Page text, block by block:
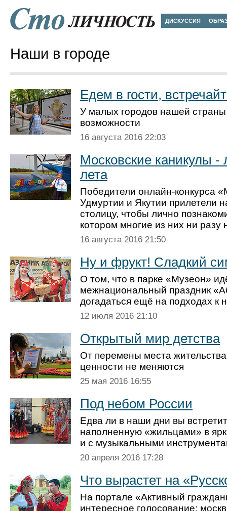
ДИСКУССИЯ
Наши в городе
Едем в гости,
У малых городов нашей
возможности
16 августа 2016 22:03
Московские каникулы -
лета
Победители онлайн-конкурса
Удмуртии и Якутии прилетели
столицу, чтобы лично
котором многие из них ни разу
16 августа 2016 21:50
Ну и фрукт! Сладкий
О том, что в парке «Музеон»
межнациональный праздник
догадаться ещё на подходах к
12 июля 2016 21:10
Открытый мир детства
От перемены места
ценности не меняются
25 мая 2016 16:55
Под небом России
Едва ли в наши дни вы
наполненную «жильцами» в
и с музыкальными
20 апреля 2016 17:28
Что вырастет на
На портале «Активный
интересное голосование: